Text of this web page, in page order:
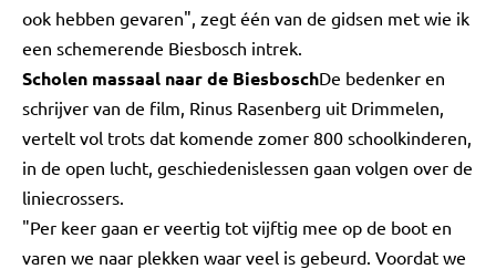
ook hebben gevaren", zegt één van de gidsen met wie ik
een schemerende Biesbosch intrek.
Scholen massaal naar de BiesboschDe bedenker en
schrijver van de film, Rinus Rasenberg uit Drimmelen,
vertelt vol trots dat komende zomer 800 schoolkinderen,
in de open lucht, geschiedenislessen gaan volgen over de
liniecrossers.
"Per keer gaan er veertig tot vijftig mee op de boot en
varen we naar plekken waar veel is gebeurd. Voordat we